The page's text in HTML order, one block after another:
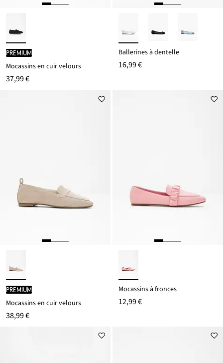
PREMIUM
Mocassins en cuir velours
37,99 €
Ballerines à dentelle
16,99 €
PREMIUM
Mocassins en cuir velours
38,99 €
Mocassins à fronces
12,99 €